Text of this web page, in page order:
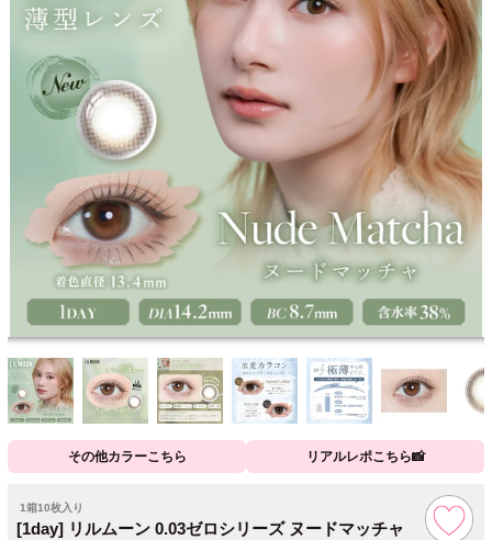
その他カラーこちら リアルレポこちら📸
1箱10枚入り
[1day] リルムーン 0.03ゼロシリーズ ヌードマッチャ